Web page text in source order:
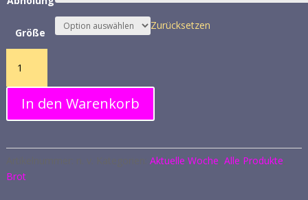
Größe
Zurücksetzen
vegan
MengeIn den Warenkorb
Aktuelle Woche Alle Produkte
Brot